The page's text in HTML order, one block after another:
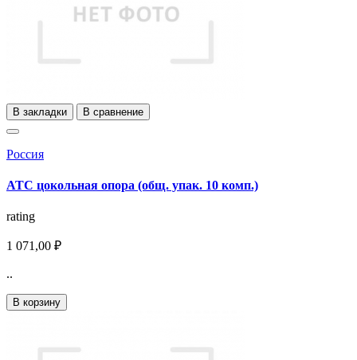
В закладки В сравнение
Россия
АТС цокольная опора (общ. упак. 10 комп.)
rating
1 071,00 ₽
..
В корзину